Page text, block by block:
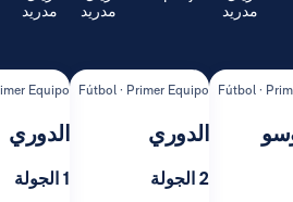
Fútbol · Primer Equipo
الدوري
مدريد
Sociedad
Fútbol · Primer Equipo
الدوري
1 الجولة